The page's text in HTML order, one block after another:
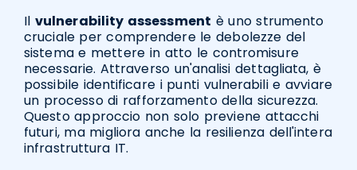
Il vulnerability assessment è uno strumento
cruciale per comprendere le debolezze del
sistema e mettere in atto le contromisure
necessarie. Attraverso un'analisi dettagliata, è
possibile identificare i punti vulnerabili e avviare
un processo di rafforzamento della sicurezza.
Questo approccio non solo previene attacchi
futuri, ma migliora anche la resilienza dell'intera
infrastruttura IT.